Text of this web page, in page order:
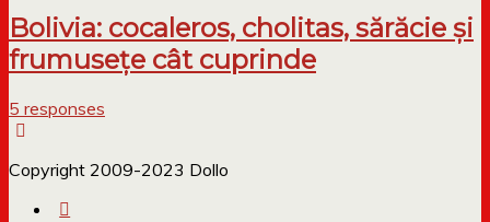
Bolivia: cocaleros, cholitas, sărăcie și
frumusețe cât cuprinde
5 responses
Copyright 2009-2023 Dollo